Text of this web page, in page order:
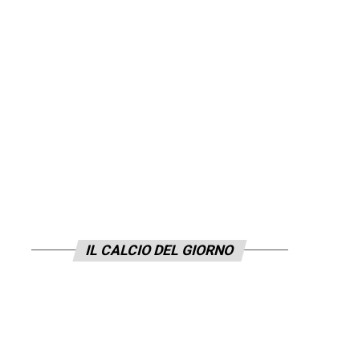
IL CALCIO DEL GIORNO